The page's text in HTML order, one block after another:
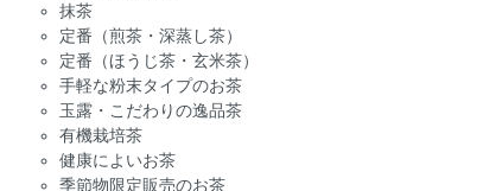
抹茶
定番（煎茶・深蒸し茶）
定番（ほうじ茶・玄米茶）
手軽な粉末タイプのお茶
玉露・こだわりの逸品茶
有機栽培茶
健康によいお茶
季節物限定販売のお茶